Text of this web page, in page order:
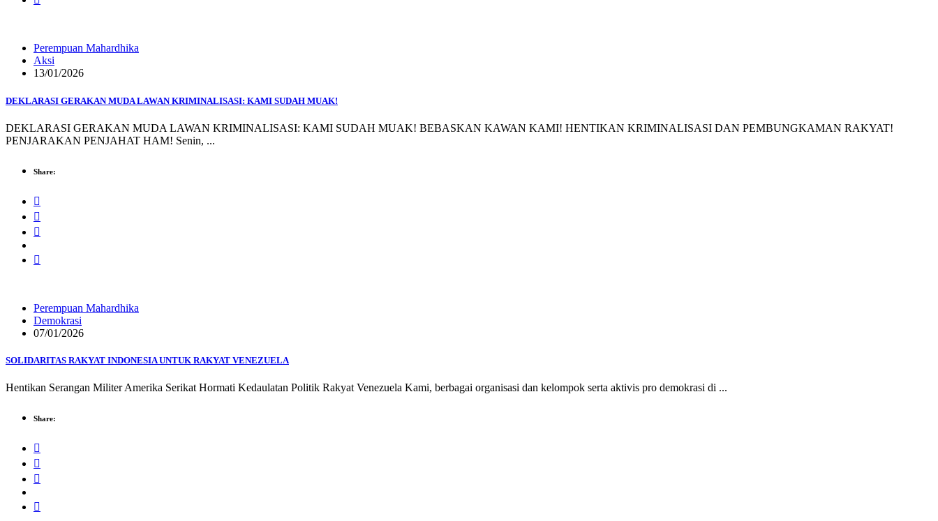
Perempuan Mahardhika
Aksi
13/01/2026
DEKLARASI GERAKAN MUDA LAWAN KRIMINALISASI: KAMI SUDAH MUAK!
DEKLARASI GERAKAN MUDA LAWAN KRIMINALISASI: KAMI SUDAH MUAK! BEBASKAN KAWAN KAMI! HENTIKAN KRIMINALISASI DAN PEMBUNGKAMAN RAKYAT!
PENJARAKAN PENJAHAT HAM! Senin, ...
Share:
Perempuan Mahardhika
Demokrasi
07/01/2026
SOLIDARITAS RAKYAT INDONESIA UNTUK RAKYAT VENEZUELA
Hentikan Serangan Militer Amerika Serikat Hormati Kedaulatan Politik Rakyat Venezuela Kami, berbagai organisasi dan kelompok serta aktivis pro demokrasi di ...
Share: